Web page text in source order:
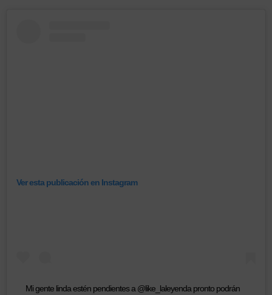
Ver esta publicación en Instagram
Mi gente linda estén pendientes a @like_laleyenda pronto podrán